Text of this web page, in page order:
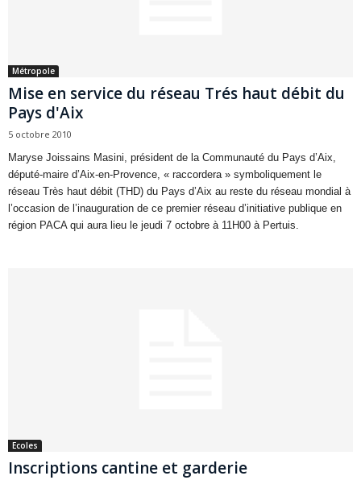
Métropole
Mise en service du réseau Trés haut débit du
Pays d'Aix
5 octobre 2010
Maryse Joissains Masini, président de la Communauté du Pays d’Aix,
député-maire d’Aix-en-Provence, « raccordera » symboliquement le
réseau Très haut débit (THD) du Pays d’Aix au reste du réseau mondial à
l’occasion de l’inauguration de ce premier réseau d’initiative publique en
région PACA qui aura lieu le jeudi 7 octobre à 11H00 à Pertuis.
Ecoles
Inscriptions cantine et garderie